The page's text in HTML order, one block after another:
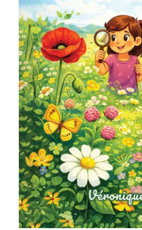
Mon panier